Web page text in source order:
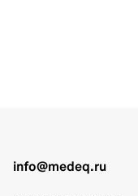
info@medeq.ru